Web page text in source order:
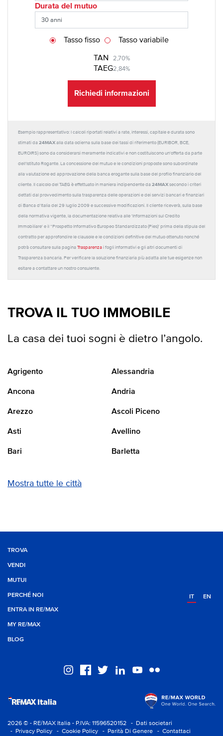
Durata del mutuo
TAN 2,70%
TAEG2,84%
Tasso fisso Tasso variabile
Richiedi informazioni
Esempio rappresentativo: I calcoli riportati relativi a rate, interessi, capitale e durata sono
stimati da 24MAX alla data odierna sulla base dei tassi di riferimento (EURIBOR, BCE,
EUROIRS) sono da considerarsi meramente indicativi e non costituiscono un'offerta da parte
dell'Istituto Rogante. La concessione del mutuo e le condizioni proposte sono subordinate
alla valutazione ed approvazione della banca erogante sulla base del profilo finanziario del
cliente. Il calcolo del TAEG è effettuato in maniera indipendente da 24MAX secondo i criteri
dettati dal provvedimento sulla trasparenza delle operazioni e dei servizi bancari e finanziari
di Banca d'Italia del 29 luglio 2009 e successive modificazioni. Il cliente riceverà, sulla base
della normativa vigente, la documentazione relativa alle 'Informazioni sul Credito
Immobiliare' e il “Prospetto Informativo Europeo Standardizzato (Pies)' prima della stipula del
contratto per approfondire le clausole e le condizioni definitive del mutuo ottenuto nonché
potrà consultare sulla pagina Trasparenza i fogli informativi e gli altri documenti di
Trasparenza bancaria. Per verificare la soluzione finanziaria più adatta alle tue esigenze non
esitare a contattare un nostro consulente.
TROVA IL TUO IMMOBILE
La casa dei tuoi sogni è dietro l’angolo.
Agrigento Alessandria
Ancona Andria
Arezzo Ascoli Piceno
Asti Avellino
Bari Barletta
Mostra tutte le città
TROVA
VENDI
MUTUI
PERCHÉ NOI
ENTRA IN RE/MAX
MY RE/MAX
BLOG
IT EN
2026 © - RE/MAX Italia - P.IVA: 11596520152
- Dati societari
- Privacy Policy
- Cookie Policy - Parità Di Genere - Contattaci